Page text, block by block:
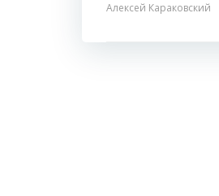
Алексей Караковский